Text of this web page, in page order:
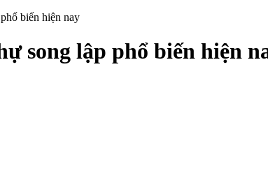
biến hiện nay
song lập phổ biến hiện